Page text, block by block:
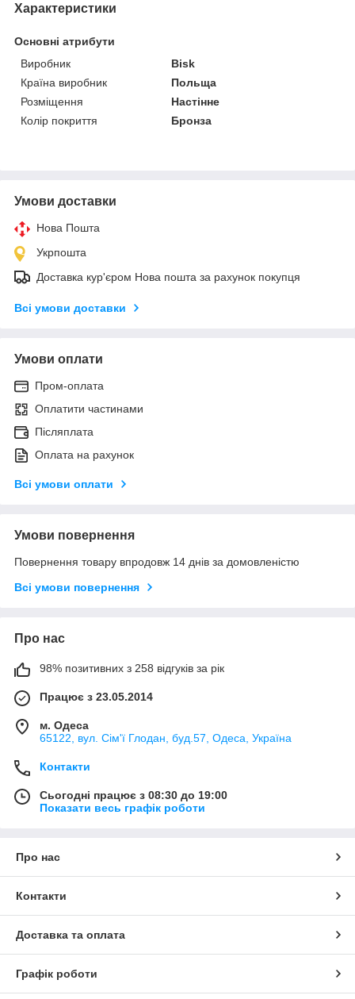
Характеристики
Основні атрибути
Виробник
Bisk
Країна виробник
Польща
Розміщення
Настінне
Колір покриття
Бронза
Умови доставки
Нова Пошта
Укрпошта
Доставка кур'єром Нова пошта за рахунок покупця
Всі умови доставки
Умови оплати
Пром-оплата
Оплатити частинами
Післяплата
Оплата на рахунок
Всі умови оплати
Умови повернення
Повернення товару впродовж 14 днів за домовленістю
Всі умови повернення
Про нас
98% позитивних з 258 відгуків за рік
Працює з 23.05.2014
м. Одеса
65122, вул. Сім'ї Глодан, буд.57, Одеса, Україна
Контакти
Сьогодні працює з 08:30 до 19:00
Показати весь графік роботи
Про нас
Контакти
Доставка та оплата
Графік роботи